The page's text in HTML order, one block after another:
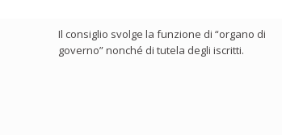
Il consiglio svolge la funzione di “organo di
governo” nonché di tutela degli iscritti.